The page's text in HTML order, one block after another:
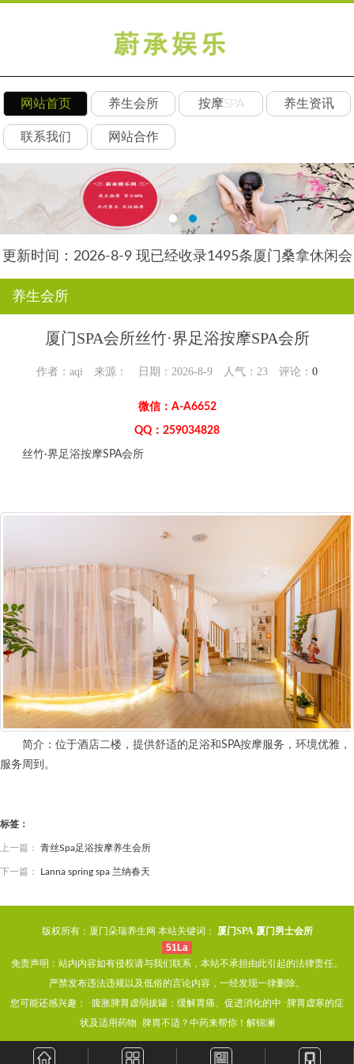
网站首页 养生会所 按摩SPA 养生资讯
联系我们 网站合作
更新时间：2026-8-9 现已经收录1495条厦门桑拿休闲会
养生会所
厦门SPA会所丝竹·界足浴按摩SPA会所
作者：aqi 来源： 日期：2026-8-9 人气： 23 评论： 0
微信：A-A6652
QQ：259034828
丝竹·界足浴按摩SPA会所
简介：位于酒店二楼，提供舒适的足浴和SPA按摩服务，环境优雅，
服务周到。
标签：
上一篇： 青丝Spa足浴按摩养生会所
下一篇： Lanna spring spa 兰纳春天
版权所有：厦门朵瑞养生网 本站关键词： 厦门SPA 厦门男士会所
51La
免责声明：站内内容如有侵权请与我们联系，本站不承担由此引起的法律责任。
严禁发布违法违规以及低俗的言论内容，一经发现一律删除。
您可能还感兴趣： ·腹胀脾胃虚弱拔罐：缓解胃痛、促进消化的中 ·脾胃虚寒的症
状及适用药物 ·脾胃不适？中药来帮你！解锦澜